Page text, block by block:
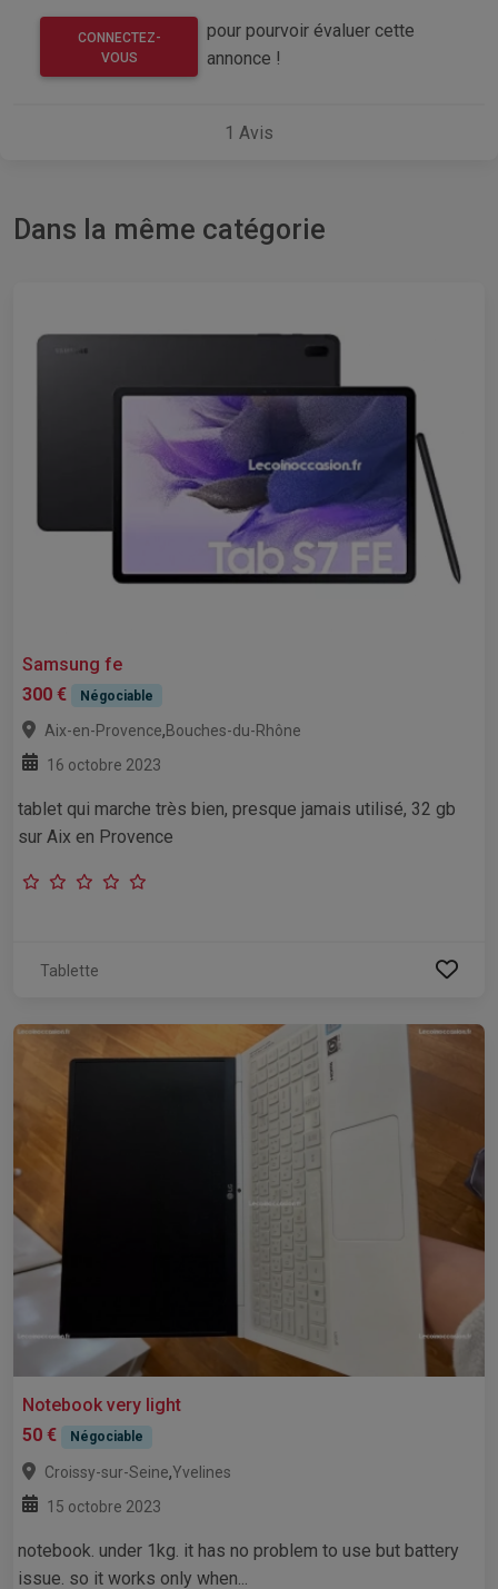
CONNECTEZ-
VOUS
pour pourvoir évaluer cette
annonce !
1 Avis
Dans la même catégorie
Samsung fe
300 €
Négociable
Aix-en-Provence,Bouches-du-Rhône
16 octobre 2023
tablet qui marche très bien, presque jamais utilisé, 32 gb
sur Aix en Provence
Tablette
Notebook very light
50 €
Négociable
Croissy-sur-Seine,Yvelines
15 octobre 2023
notebook. under 1kg. it has no problem to use but battery
issue. so it works only when...